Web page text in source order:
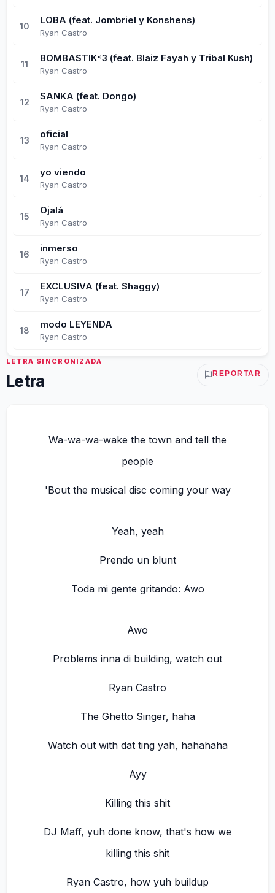
10
LOBA (feat. Jombriel y Konshens)
Ryan Castro
11
BOMBASTIK˂3 (feat. Blaiz Fayah y Tribal Kush)
Ryan Castro
12
SANKA (feat. Dongo)
Ryan Castro
13
oficial
Ryan Castro
14
yo viendo
Ryan Castro
15
Ojalá
Ryan Castro
16
inmerso
Ryan Castro
17
EXCLUSIVA (feat. Shaggy)
Ryan Castro
18
modo LEYENDA
Ryan Castro
LETRA SINCRONIZADA
Letra REPORTAR
Wa-wa-wa-wake the town and tell the
people
'Bout the musical disc coming your way
Yeah, yeah
Prendo un blunt
Toda mi gente gritando: Awo
Awo
Problems inna di building, watch out
Ryan Castro
The Ghetto Singer, haha
Watch out with dat ting yah, hahahaha
Ayy
Killing this shit
DJ Maff, yuh done know, that's how we
killing this shit
Ryan Castro, how yuh buildup